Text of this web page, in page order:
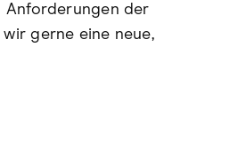
Anforderungen der
gerne eine neue,